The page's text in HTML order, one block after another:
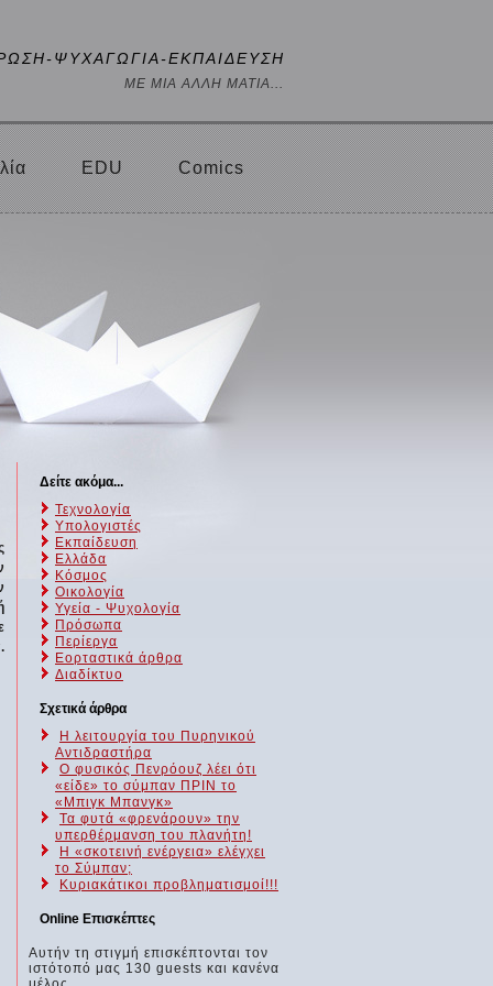
ΨΥΧΑΓΩΓΙΑ-ΕΚΠΑΙΔΕΥΣΗ
ΜΕ ΜΙΑ ΑΛΛΗ ΜΑΤΙΑ...
EDU Comics
Δείτε ακόμα...
Τεχνολογία
Υπολογιστές
Εκπαίδευση
Ελλάδα
Κόσμος
Οικολογία
Υγεία - Ψυχολογία
Πρόσωπα
Περίεργα
Εορταστικά άρθρα
Διαδίκτυο
Σχετικά άρθρα
Η λειτουργία του Πυρηνικού
Αντιδραστήρα
O φυσικός Πενρόουζ λέει ότι
«είδε» το σύμπαν ΠΡΙΝ το
«Μπιγκ Μπανγκ»
Τα φυτά «φρενάρουν» την
υπερθέρμανση του πλανήτη!
Η «σκοτεινή ενέργεια» ελέγχει
το Σύμπαν;
Κυριακάτικοι προβληματισμοί!!!
Online Επισκέπτες
Αυτήν τη στιγμή επισκέπτονται τον
ιστότοπό μας 130 guests και κανένα